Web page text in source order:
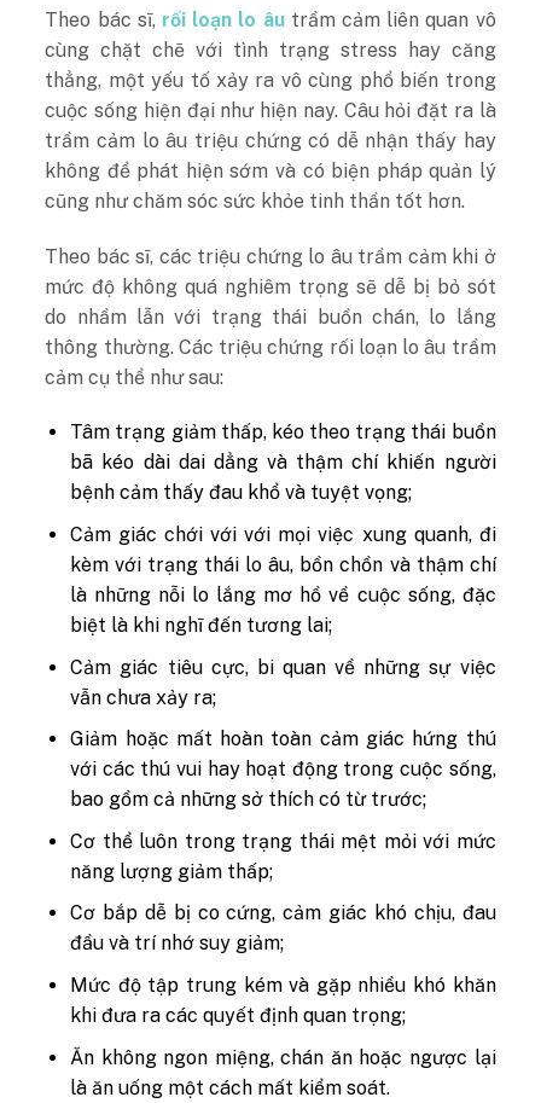
Theo bác sĩ, rối loạn lo âu trầm cảm liên quan vô
cùng chặt chẽ với tình trạng stress hay căng
thẳng, một yếu tố xảy ra vô cùng phổ biến trong
cuộc sống hiện đại như hiện nay. Câu hỏi đặt ra là
trầm cảm lo âu triệu chứng có dễ nhận thấy hay
không để phát hiện sớm và có biện pháp quản lý
cũng như chăm sóc sức khỏe tinh thần tốt hơn.
Theo bác sĩ, các triệu chứng lo âu trầm cảm khi ở
mức độ không quá nghiêm trọng sẽ dễ bị bỏ sót
do nhầm lẫn với trạng thái buồn chán, lo lắng
thông thường. Các triệu chứng rối loạn lo âu trầm
cảm cụ thể như sau:
Tâm trạng giảm thấp, kéo theo trạng thái buồn
bã kéo dài dai dẳng và thậm chí khiến người
bệnh cảm thấy đau khổ và tuyệt vọng;
Cảm giác chới với với mọi việc xung quanh, đi
kèm với trạng thái lo âu, bồn chồn và thậm chí
là những nỗi lo lắng mơ hồ về cuộc sống, đặc
biệt là khi nghĩ đến tương lai;
Cảm giác tiêu cực, bi quan về những sự việc
vẫn chưa xảy ra;
Giảm hoặc mất hoàn toàn cảm giác hứng thú
với các thú vui hay hoạt động trong cuộc sống,
bao gồm cả những sở thích có từ trước;
Cơ thể luôn trong trạng thái mệt mỏi với mức
năng lượng giảm thấp;
Cơ bắp dễ bị co cứng, cảm giác khó chịu, đau
đầu và trí nhớ suy giảm;
Mức độ tập trung kém và gặp nhiều khó khăn
khi đưa ra các quyết định quan trọng;
Ăn không ngon miệng, chán ăn hoặc ngược lại
là ăn uống một cách mất kiểm soát.